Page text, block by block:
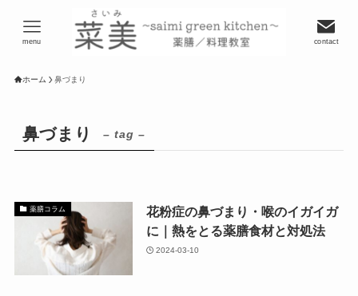
contact
menu
ホーム 鼻づまり
鼻づまり – tag –
薬膳コラム
花粉症の鼻づまり・喉のイガイガ
に｜熱をとる薬膳食材と対処法
2024-03-10